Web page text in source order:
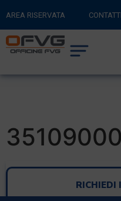
AREA RISERVATA CONTATTI
RITORNA AL SITO
CARRELLO
35109000
RICHIEDI